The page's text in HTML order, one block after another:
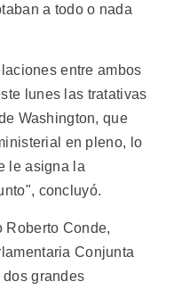
a todo o nada
entre ambos
lunes las tratativas
Washington, que
en pleno, lo
le asigna la
concluyó.
Roberto Conde,
Conjunta
grandes